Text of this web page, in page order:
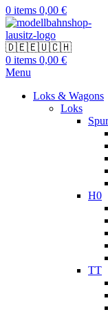
0 items 0,00 €
🇩🇪🇪🇺🇨🇭
0 items 0,00 €
Menu
Loks & Wagons
Loks
H0
TT